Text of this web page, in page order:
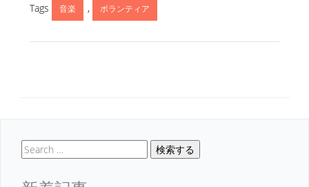
Tags 音楽 , ボランティア
検索する